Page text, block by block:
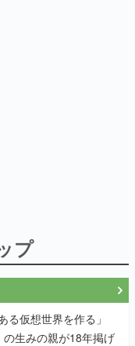
プ
る仮想世界を作る」
生みの親が18年掲げ